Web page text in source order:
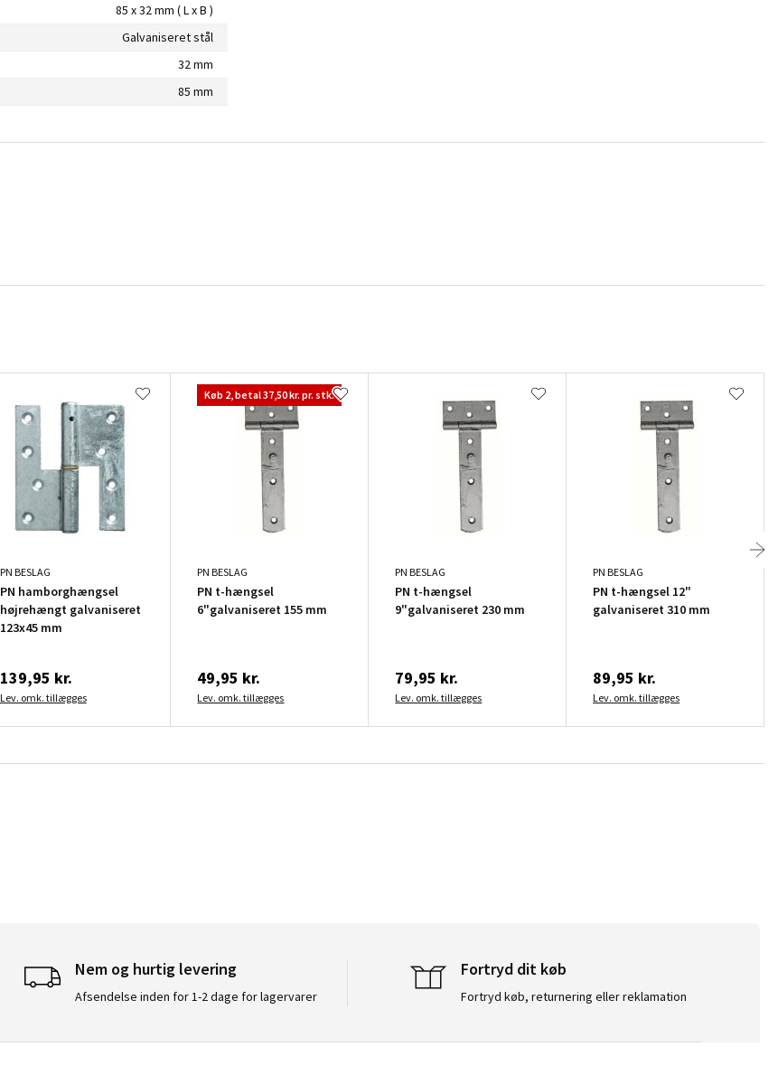
85 x 32 mm ( L x B )
Galvaniseret stål
32 mm
85 mm
PN BESLAG
PN hamborghængsel
højrehængt galvaniseret
123x45 mm
139,95 kr.
Lev. omk. tillægges
Køb 2, betal 37,50 kr. pr. stk.
PN BESLAG
PN t-hængsel
6"galvaniseret 155 mm
49,95 kr.
Lev. omk. tillægges
PN BESLAG
PN t-hængsel
9"galvaniseret 230 mm
79,95 kr.
Lev. omk. tillægges
PN BESLAG
PN t-hængsel 12"
galvaniseret 310 mm
89,95 kr.
Lev. omk. tillægges
Nem og hurtig levering
Afsendelse inden for 1-2 dage for lagervarer
Fortryd dit køb
Fortryd køb, returnering eller reklamation